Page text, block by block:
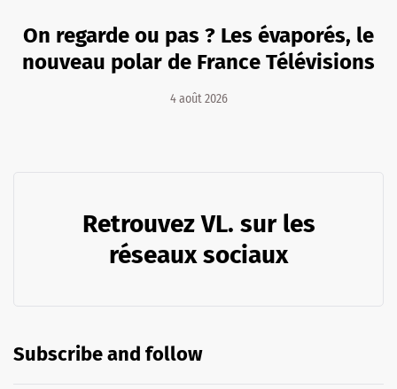
On regarde ou pas ? Les évaporés, le
nouveau polar de France Télévisions
4 août 2026
Retrouvez VL. sur les
réseaux sociaux
Subscribe and follow